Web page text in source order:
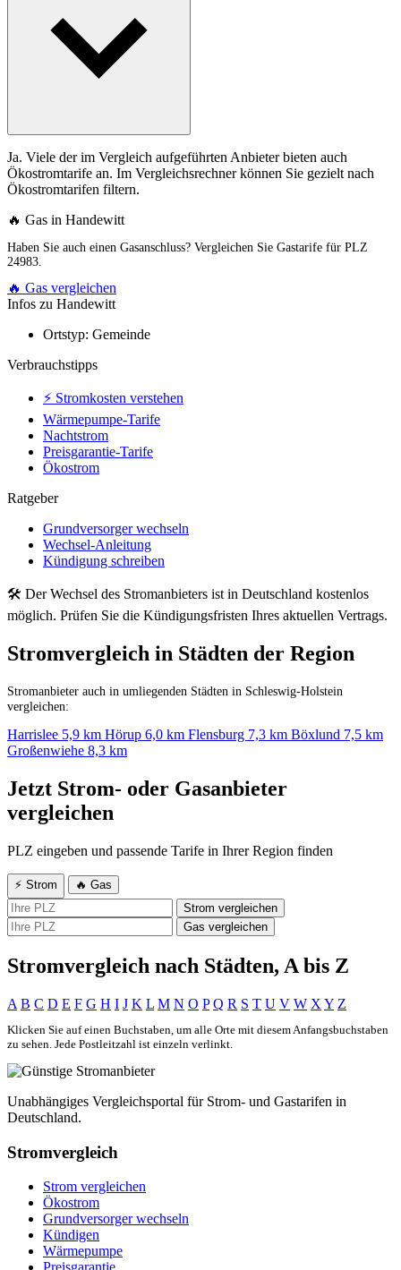
Ja. Viele der im Vergleich aufgeführten Anbieter bieten auch
Ökostromtarife an. Im Vergleichsrechner können Sie gezielt nach
Ökostromtarifen filtern.
🔥 Gas in Handewitt
Haben Sie auch einen Gasanschluss? Vergleichen Sie Gastarife für PLZ
24983.
🔥 Gas vergleichen
Infos zu Handewitt
Ortstyp: Gemeinde
Verbrauchstipps
⚡ Stromkosten verstehen
Wärmepumpe-Tarife
Nachtstrom
Preisgarantie-Tarife
Ökostrom
Ratgeber
Grundversorger wechseln
Wechsel-Anleitung
Kündigung schreiben
🛠 Der Wechsel des Stromanbieters ist in Deutschland kostenlos
möglich. Prüfen Sie die Kündigungsfristen Ihres aktuellen Vertrags.
Stromvergleich in Städten der Region
Stromanbieter auch in umliegenden Städten in Schleswig-Holstein
vergleichen:
Harrislee 5,9 km Hörup 6,0 km Flensburg 7,3 km Böxlund 7,5 km
Großenwiehe 8,3 km
Jetzt Strom- oder Gasanbieter
vergleichen
PLZ eingeben und passende Tarife in Ihrer Region finden
⚡ Strom
🔥 Gas
Strom vergleichen
Gas vergleichen
Stromvergleich nach Städten, A bis Z
A B C D E F G H I J K L M N O P Q R S T U V W X Y Z
Klicken Sie auf einen Buchstaben, um alle Orte mit diesem Anfangsbuchstaben
zu sehen. Jede Postleitzahl ist einzeln verlinkt.
Unabhängiges Vergleichsportal für Strom- und Gastarifen in
Deutschland.
Stromvergleich
Strom vergleichen
Ökostrom
Grundversorger wechseln
Kündigen
Wärmepumpe